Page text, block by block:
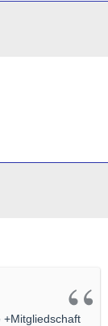
+Mitgliedschaft